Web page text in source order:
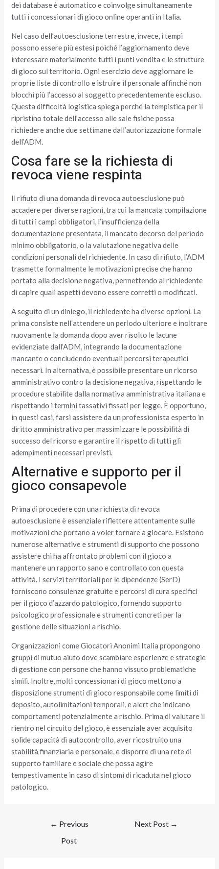
dei database è automatico e coinvolge simultaneamente
tutti i concessionari di gioco online operanti in Italia.
Nel caso dell’autoesclusione terrestre, invece, i tempi
possono essere più estesi poiché l’aggiornamento deve
interessare materialmente tutti i punti vendita e le strutture
di gioco sul territorio. Ogni esercizio deve aggiornare le
proprie liste di controllo e istruire il personale affinché non
blocchi più l’accesso al soggetto precedentemente escluso.
Questa difficoltà logistica spiega perché la tempistica per il
ripristino totale dell’accesso alle sale fisiche possa
richiedere anche due settimane dall’autorizzazione formale
dell’ADM.
Cosa fare se la richiesta di
revoca viene respinta
Il rifiuto di una domanda di revoca autoesclusione può
accadere per diverse ragioni, tra cui la mancata compilazione
di tutti i campi obbligatori, l’insufficienza della
documentazione presentata, il mancato decorso del periodo
minimo obbligatorio, o la valutazione negativa delle
condizioni personali del richiedente. In caso di rifiuto, l’ADM
trasmette formalmente le motivazioni precise che hanno
portato alla decisione negativa, permettendo al richiedente
di capire quali aspetti devono essere corretti o modificati.
A seguito di un diniego, il richiedente ha diverse opzioni. La
prima consiste nell’attendere un periodo ulteriore e inoltrare
nuovamente la domanda dopo aver risolto le lacune
evidenziate dall’ADM, integrando la documentazione
mancante o concludendo eventuali percorsi terapeutici
necessari. In alternativa, è possibile presentare un ricorso
amministrativo contro la decisione negativa, rispettando le
procedure stabilite dalla normativa amministrativa italiana e
rispettando i termini tassativi fissati per legge. È opportuno,
in questi casi, farsi assistere da un professionista esperto in
diritto amministrativo per massimizzare le possibilità di
successo del ricorso e garantire il rispetto di tutti gli
adempimenti necessari previsti.
Alternative e supporto per il
gioco consapevole
Prima di procedere con una richiesta di revoca
autoesclusione è essenziale riflettere attentamente sulle
motivazioni che portano a voler tornare a giocare. Esistono
numerose alternative e strumenti di supporto che possono
assistere chi ha affrontato problemi con il gioco a
mantenere un rapporto sano e controllato con questa
attività. I servizi territoriali per le dipendenze (SerD)
forniscono consulenze gratuite e percorsi di cura specifici
per il gioco d’azzardo patologico, fornendo supporto
psicologico professionale e strumenti concreti per la
gestione delle situazioni a rischio.
Organizzazioni come Giocatori Anonimi Italia propongono
gruppi di mutuo aiuto dove scambiare esperienze e strategie
di gestione con persone che hanno vissuto problematiche
simili. Inoltre, molti concessionari di gioco mettono a
disposizione strumenti di gioco responsabile come limiti di
deposito, autolimitazioni temporali, e alert che indicano
comportamenti potenzialmente a rischio. Prima di valutare il
rientro nel circuito del gioco, è essenziale aver acquisito
solide capacità di autocontrollo, aver ricostruito una
stabilità finanziaria e personale, e disporre di una rete di
supporto familiare e sociale che possa agire
tempestivamente in caso di sintomi di ricaduta nel gioco
patologico.
← Previous
Post
Next Post →